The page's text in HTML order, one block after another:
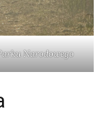
Narodowego